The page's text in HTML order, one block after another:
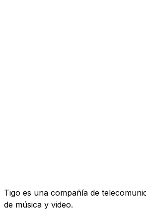
Tigo es una compañía de
de música y video.